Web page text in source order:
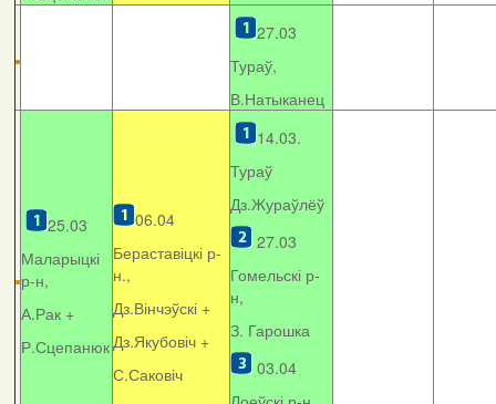
27.03
Тураў,
В.Натыканец
25.03
Маларыцкі
р-н,
А.Рак +
Р.Сцепанюк
06.04
Бераставіцкі р-
н.,
Дз.Вінчэўскі +
Дз.Якубовіч +
С.Саковіч
14.03.
Тураў
Дз.Жураўлёў
27.03
Гомельскі р-
н,
З. Гарошка
03.04